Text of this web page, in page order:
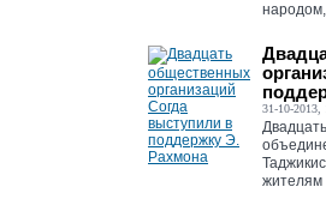
31-10-2013,
жителям